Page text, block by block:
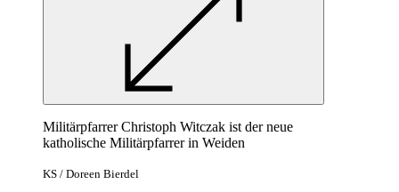
Militärpfarrer Christoph Witczak ist der neue
katholische Militärpfarrer in Weiden
KS / Doreen Bierdel